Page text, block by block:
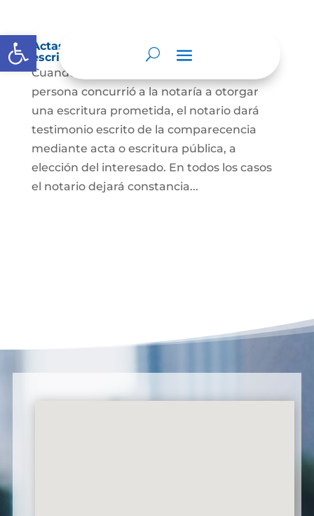
Abrir barra de herramientas
Actas de comparecencia para otorgar
escritura pública
Cuando se trate de comprobar que una
persona concurrió a la notaría a otorgar
una escritura prometida, el notario dará
testimonio escrito de la comparecencia
mediante acta o escritura pública, a
elección del interesado. En todos los casos
el notario dejará constancia...